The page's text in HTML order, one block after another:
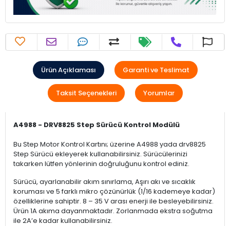
Ürün Açıklaması Garanti ve Teslimat
Taksit Seçenekleri Yorumlar
A4988 - DRV8825 Step Sürücü Kontrol Modülü
Bu Step Motor Kontrol Kartını; üzerine A4988 yada drv8825
Step Sürücü ekleyerek kullanabilirsiniz. Sürücülerinizi
takarken lütfen yönlerinin doğruluğunu kontrol ediniz.
Sürücü, ayarlanabilir akım sınırlama, Aşırı akı ve sıcaklık
koruması ve 5 farklı mikro çözünürlük (1/16 kademeye kadar)
özelliklerine sahiptir. 8 – 35 V arası enerji ile besleyebilirsiniz.
Ürün 1A akıma dayanmaktadır. Zorlanmada ekstra soğutma
ile 2A’e kadar kullanabilirsiniz.